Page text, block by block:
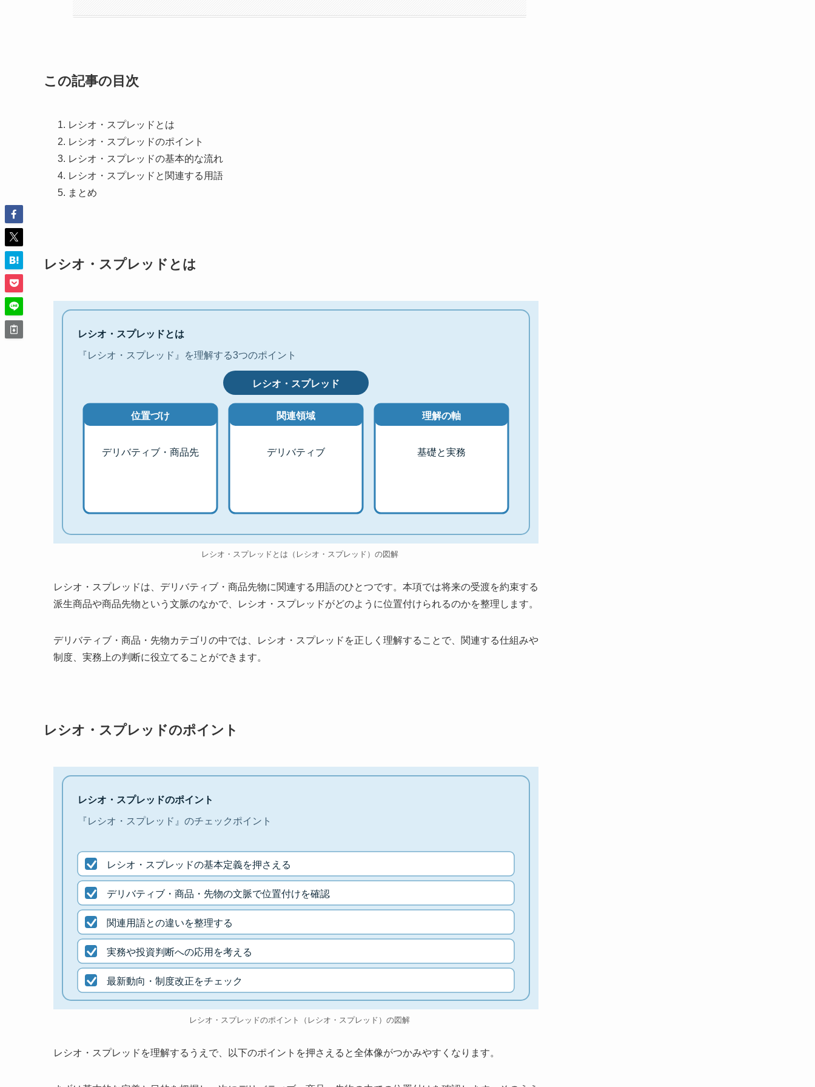
この記事の目次
レシオ・スプレッドとは
レシオ・スプレッドのポイント
レシオ・スプレッドの基本的な流れ
レシオ・スプレッドと関連する用語
まとめ
レシオ・スプレッドとは
レシオ・スプレッドとは
『レシオ・スプレッド』を理解する3つのポイント
レシオ・スプレッド
位置づけ
デリバティブ・商品先
関連領域
デリバティブ
理解の軸
基礎と実務
レシオ・スプレッドとは（レシオ・スプレッド）の図解
レシオ・スプレッドは、デリバティブ・商品先物に関連する用語のひとつです。本項では将来の受渡を約束する
派生商品や商品先物という文脈のなかで、レシオ・スプレッドがどのように位置付けられるのかを整理します。
デリバティブ・商品・先物カテゴリの中では、レシオ・スプレッドを正しく理解することで、関連する仕組みや
制度、実務上の判断に役立てることができます。
レシオ・スプレッドのポイント
レシオ・スプレッドのポイント
『レシオ・スプレッド』のチェックポイント
レシオ・スプレッドの基本定義を押さえる
デリバティブ・商品・先物の文脈で位置付けを確認
関連用語との違いを整理する
実務や投資判断への応用を考える
最新動向・制度改正をチェック
レシオ・スプレッドのポイント（レシオ・スプレッド）の図解
レシオ・スプレッドを理解するうえで、以下のポイントを押さえると全体像がつかみやすくなります。